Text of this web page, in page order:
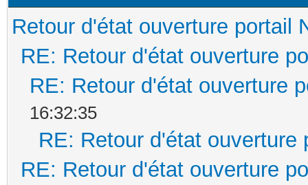
Retour d'état ouverture portail
RE: Retour d'état ouverture
RE: Retour d'état ouverture
16:32:35
RE: Retour d'état ouverture
RE: Retour d'état ouverture